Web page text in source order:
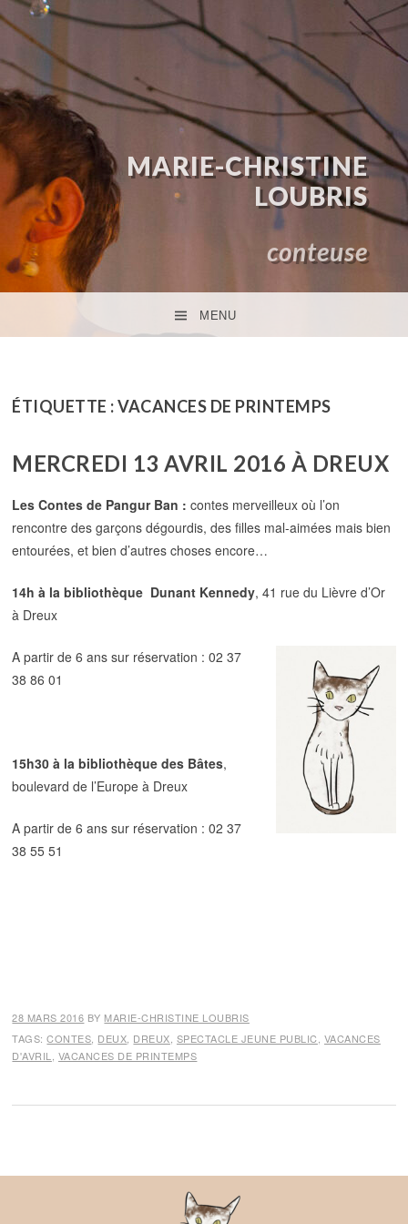
MARIE-CHRISTINE
LOUBRIS
conteuse
MENU
ÉTIQUETTE :VACANCES DE PRINTEMPS
MERCREDI 13 AVRIL 2016 À DREUX
Les Contes de Pangur Ban :contes merveilleux où l’on
rencontre des garçons dégourdis, des filles mal-aimées mais bien
entourées, et bien d’autres choses encore…
14h à la bibliothèque Dunant Kennedy, 41 rue du Lièvre d’Or
à Dreux
A partir de 6 ans sur réservation : 02 37
38 86 01
15h30 à la bibliothèque des Bâtes,
boulevard de l’Europe à Dreux
A partir de 6 ans sur réservation : 02 37
38 55 51
28 MARS 2016 BY MARIE-CHRISTINE LOUBRIS
TAGS:CONTES DEUX DREUX SPECTACLE JEUNE PUBLIC VACANCES
D'AVRIL
VACANCES DE PRINTEMPS